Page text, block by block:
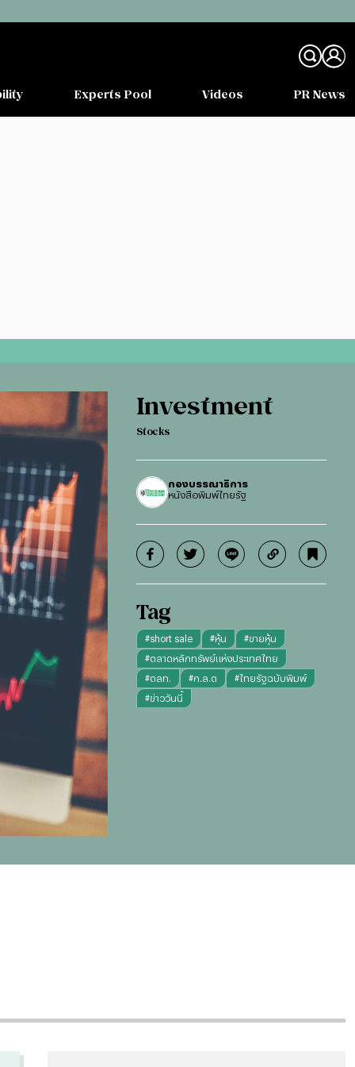
Experts Pool Videos PR News
Investment
Stocks
กองบรรณาธิการ
หนังสือพิมพ์ไทยรัฐ
Tag
#short sale #หุ้น #ขายหุ้น
#ตลาดหลักทรัพย์แห่งประเทศไทย
#ตลท. #ก.ล.ต #ไทยรัฐฉบับพิมพ์
#ข่าววันนี้